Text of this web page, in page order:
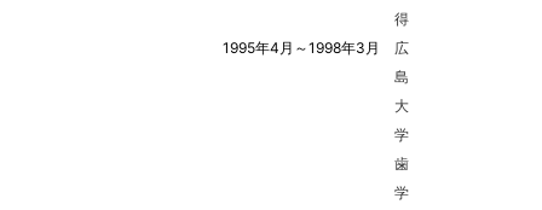
得
1995年4月～1998年3月
広
島
大
学
歯
学